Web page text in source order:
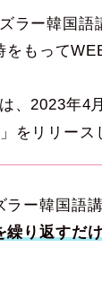
ラー韓国語
もって
、2023年4
」をリリース
ー韓国語講
繰り返すだ